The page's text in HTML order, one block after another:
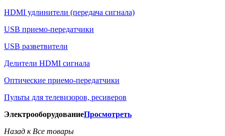
HDMI удлинители (передача сигнала)
USB приемо-передатчики
USB разветвители
Делители HDMI сигнала
Оптические приемо-передатчики
Пульты для телевизоров, ресиверов
ЭлектрооборудованиеПросмотреть
Назад к Все товары